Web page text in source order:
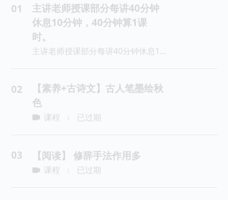
01
主讲老师授课部分每讲40分钟
休息10分钟，40分钟算1课
时。
主讲老师授课部分每讲40分钟休息10分钟，40分钟算1课时。
02
【素养+古诗文】古人笔墨绘秋
色
课程 已过期
03 【阅读】 修辞手法作用多
课程 已过期